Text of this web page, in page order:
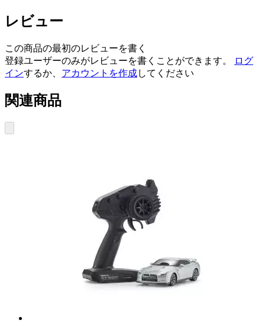
レビュー
この商品の最初のレビューを書く
登録ユーザーのみがレビューを書くことができます。
ログ
インするか、 アカウントを作成してください
関連商品